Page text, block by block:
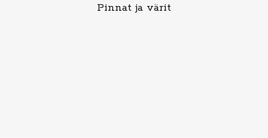
Pinnat ja värit